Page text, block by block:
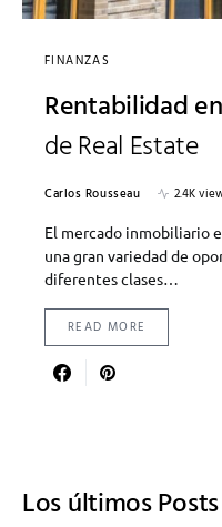
FINANZAS
Rentabilidad
de Real Estate
Carlos Rousseau
2.4K
El mercado inmobiliario
una gran variedad de
diferentes clases…
READ MORE
Los últimos